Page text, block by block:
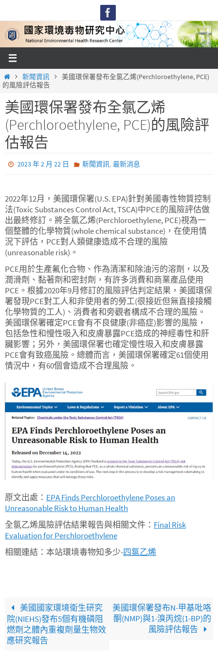
content
Home新聞資訊
美國環保署發布全氯乙烯(Perchloroethylene, PCE)
的風險評估報告
美國環保署發布全氯乙烯
(Perchloroethylene, PCE)的風險評
估報告
2023 年 2 月 22 日 新聞資訊, 最新消息
2022年12月，美國環保署(U.S. EPA)針對美國毒性物質控制
法(Toxic Substances Control Act, TSCA)中PCE的風險評估做
出最終修訂。將全氯乙烯(Perchloroethylene, PCE)視為一
個整體的化學物質(whole chemical substance)，在使用情
況下評估，PCE對人類健康造成不合理的風險
(unreasonable risk)。
PCE用於生產氟化合物、作為清潔和除油污的溶劑，以及
潤滑劑、黏著劑和密封劑，有許多消費和商業產品使用
PCE。根據2020年9月修訂的風險評估判定結果，美國環保
署發現PCE對工人和非使用者的勞工(很接近但無直接接觸
化學物質的工人)、消費者和旁觀者構成不合理的風險。
美國環保署確定PCE會有不良健康(非癌症)影響的風險，
包括急性和慢性吸入和皮膚暴露PCE造成的神經毒性和肝
臟影響；另外，美國環保署也確定慢性吸入和皮膚暴露
PCE會有致癌風險。總體而言，美國環保署確定61個使用
情況中，有60個會造成不合理風險。
原文出處： EPA Finds Perchloroethylene Poses an
Unreasonable Risk to Human Health
全氯乙烯風險評估結果報告與相關文件： Final Risk
Evaluation for Perchloroethylene
相關連結：本站環境毒物知多少-四氯乙烯
美國國家環境衛生研究
院(NIEHS)發布5個有機磷阻
燃劑之體內重複劑量生物效
應研究報告
美國環保署發布N-甲基吡咯
酮(NMP)與1-溴丙烷(1-BP)的
風險評估報告